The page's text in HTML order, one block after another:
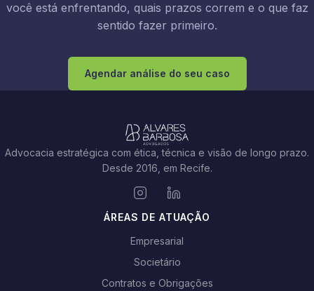
você está enfrentando, quais prazos correm e o que faz
sentido fazer primeiro.
Agendar análise do seu caso
Advocacia estratégica com ética, técnica e visão de longo prazo.
Desde 2016, em Recife.
ÁREAS DE ATUAÇÃO
Empresarial
Societário
Contratos e Obrigações